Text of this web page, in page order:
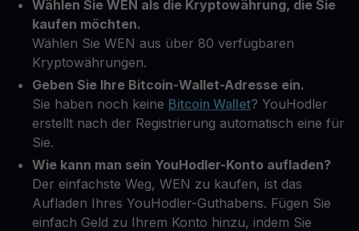
Wählen Sie WEN als die Kryptowährung, die Sie
kaufen möchten.
Wählen Sie WEN aus über 80 verfügbaren
Kryptowährungen.
Geben Sie Ihre Bitcoin-Wallet-Adresse ein.
Sie haben noch keine Bitcoin Wallet? YouHodler
erstellt nach der Registrierung automatisch eine für
Sie.
Wie kann man sein YouHodler-Konto aufladen?
Der einfachste Weg, WEN zu kaufen, ist das
Aufladen Ihres YouHodler-Guthabens. Fügen Sie
einfach Geld zu Ihrem Konto hinzu, indem Sie